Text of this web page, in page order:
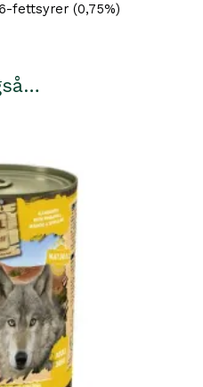
fettsyrer (0,75%)